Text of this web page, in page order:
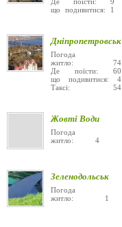
що подивитися: 1
Дніпропетровськ
Погода
житло: 74
Де поїсти: 60
що подивитися: 4
Таксі: 54
Жовті Води
Погода
житло: 4
Зеленодольськ
Погода
житло: 1